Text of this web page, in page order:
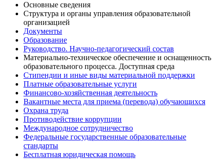
Основные сведения
Структура и органы управления образовательной
организацией
Документы
Образование
Руководство. Научно-педагогический состав
Материально-техническое обеспечение и оснащенность
образовательного процесса. Доступная среда
Стипендии и иные виды материальной поддержки
Платные образовательные услуги
Финансово-хозяйственная деятельность
Вакантные места для приема (перевода) обучающихся
Охрана труда
Противодействие коррупции
Международное сотрудничество
Федеральные государственные образовательные
стандарты
Бесплатная юридическая помощь